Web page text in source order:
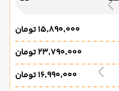
۱۵٬۸۹۰٬۰۰۰ تومان
۲۳٬۷۹۰٬۰۰۰ تومان
۱۶٬۹۹۰٬۰۰۰ تومان